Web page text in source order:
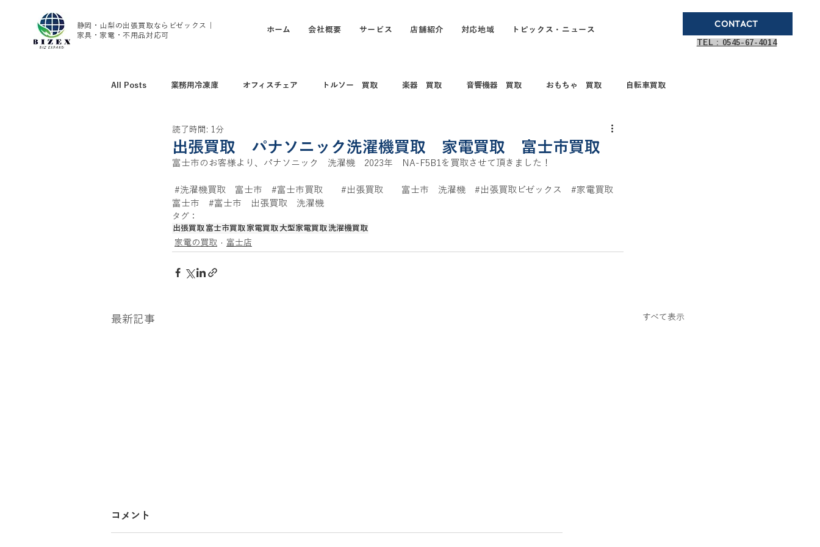
静岡・山梨の出張買取ならビゼックス｜
家具・家電・不用品対応可
ホーム 会社概要 サービス 店舗紹介 対応地域 トピックス・ニュース
CONTACT
TEL : 0545-67-4014
All Posts 業務用冷凍庫 オフィスチェア トルソー 買取 楽器 買取 音響機器 買取 おもちゃ 買取 自転車買取
アウトドア用品買取
トレーニング用品買取 エアコン買取 カヤック、船、ボート買取
金買取、貴金属買取、アクセサリー買取
出張買取 パナソニック洗濯機買取 家電買取 富士市買取
読了時間: 1分
富士市のお客様より、パナソニック　洗濯機　2023年　NA-F5B1を買取させて頂きました！
#洗濯機買取 富士市 #富士市買取 #出張買取 富士市　洗濯機 #出張買取ビゼックス
#家電買取
富士市 #富士市 出張買取　洗濯機
タグ：
出張買取 富士市買取 家電買取大型家電買取洗濯機買取
家電の買取 富士店
最新記事 すべて表示
コメント